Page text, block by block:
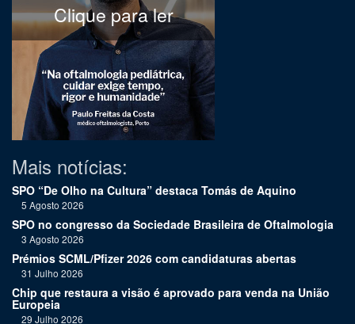
Clique para ler
Mais notícias:
SPO “De Olho na Cultura” destaca Tomás de Aquino
5 Agosto 2026
SPO no congresso da Sociedade Brasileira de Oftalmologia
3 Agosto 2026
Prémios SCML/Pfizer 2026 com candidaturas abertas
31 Julho 2026
Chip que restaura a visão é aprovado para venda na União
Europeia
29 Julho 2026